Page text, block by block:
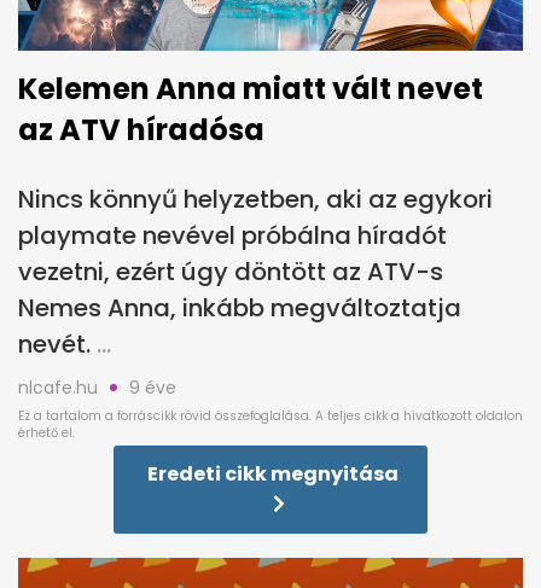
Kelemen Anna miatt vált nevet
az ATV híradósa
Nincs könnyű helyzetben, aki az egykori
playmate nevével próbálna híradót
vezetni, ezért úgy döntött az ATV-s
Nemes Anna, inkább megváltoztatja
nevét.
nlcafe.hu 9 éve
Eredeti cikk megnyitása